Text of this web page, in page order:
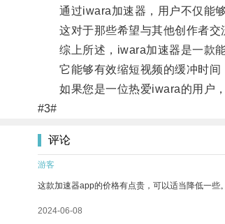
通过iwara加速器，用户不仅能够
这对于那些希望与其他创作者交
综上所述，iwara加速器是一款能
它能够有效缩短视频的缓冲时间
如果您是一位热爱iwara的用户，
#3#
评论
游客
这款加速器app的价格有点贵，可以适当降低一些
2024-06-08